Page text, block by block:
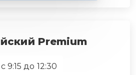
Premium
с 9:15 до 12:30